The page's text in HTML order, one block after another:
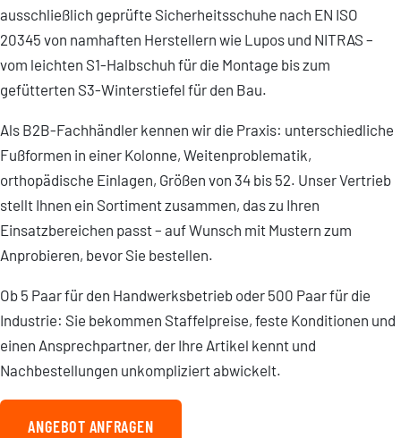
ausschließlich geprüfte Sicherheitsschuhe nach EN ISO
20345 von namhaften Herstellern wie Lupos und NITRAS –
vom leichten S1-Halbschuh für die Montage bis zum
gefütterten S3-Winterstiefel für den Bau.
Als B2B-Fachhändler kennen wir die Praxis: unterschiedliche
Fußformen in einer Kolonne, Weitenproblematik,
orthopädische Einlagen, Größen von 34 bis 52. Unser Vertrieb
stellt Ihnen ein Sortiment zusammen, das zu Ihren
Einsatzbereichen passt – auf Wunsch mit Mustern zum
Anprobieren, bevor Sie bestellen.
Ob 5 Paar für den Handwerksbetrieb oder 500 Paar für die
Industrie: Sie bekommen Staffelpreise, feste Konditionen und
einen Ansprechpartner, der Ihre Artikel kennt und
Nachbestellungen unkompliziert abwickelt.
ANGEBOT ANFRAGEN